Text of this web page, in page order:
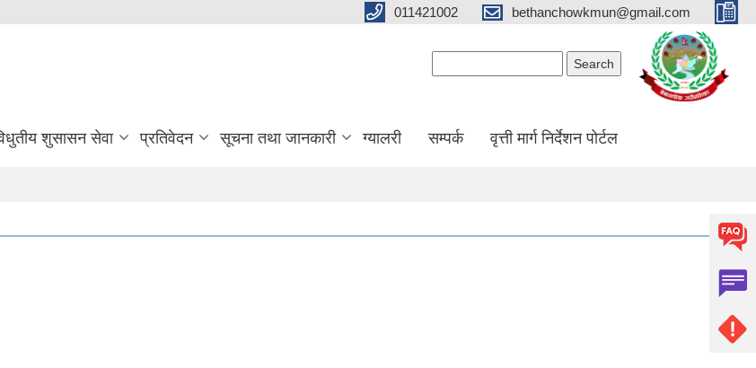
011421002 bethanchowkmun@gmail.com
शुसासन सेवा प्रतिवेदन सूचना तथा जानकारी ग्यालरी सम्पर्क वृत्ती मार्ग निर्देशन पोर्टल